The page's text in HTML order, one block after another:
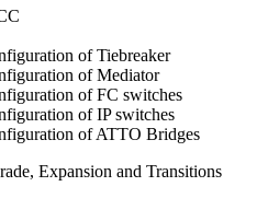
of Tiebreaker
of Mediator
of FC switches
of IP switches
of ATTO Bridges
Expansion and Transitions